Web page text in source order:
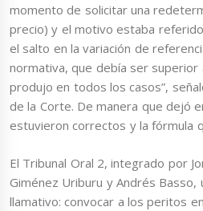
momento de solicitar una
precio) y el motivo estaba
el salto en la variación de
normativa, que debía ser superior
produjo en todos los casos”,
de la Corte. De manera que dejó
estuvieron correctos y la fórmula
El Tribunal Oral 2, integrado por
Giménez Uriburu y Andrés Basso,
llamativo: convocar a los peritos